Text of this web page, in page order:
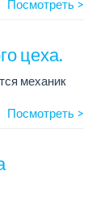
Посмотреть >
цеха.
механик
Посмотреть >